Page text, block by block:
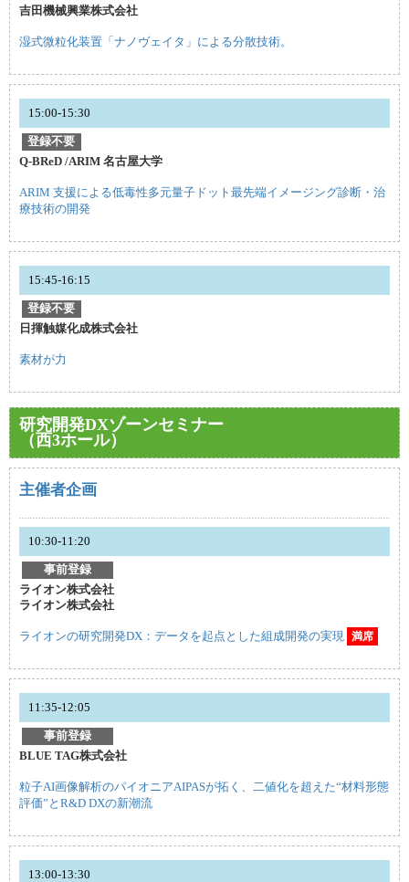
吉田機械興業株式会社
湿式微粒化装置「ナノヴェイタ」による分散技術。
15:00-15:30
登録不要
Q-BReD /ARIM 名古屋大学
ARIM 支援による低毒性多元量子ドット最先端イメージング診断・治
療技術の開発
15:45-16:15
登録不要
日揮触媒化成株式会社
素材が力
研究開発DXゾーンセミナー
（西3ホール）
主催者企画
10:30-11:20
事前登録
ライオン株式会社
ライオン株式会社
ライオンの研究開発DX：データを起点とした組成開発の実現 満席
11:35-12:05
事前登録
BLUE TAG株式会社
粒子AI画像解析のパイオニアAIPASが拓く、二値化を超えた“材料形態
評価”とR&D DXの新潮流
13:00-13:30